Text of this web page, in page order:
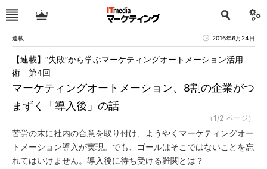
連載 2016年6月24日
マーケティングオートメーション、8割の企業がつ
まずく「導入後」の話
【連載】“失敗”から学ぶマーケティングオートメーション活用
術 第4回
（1/2 ページ）
苦労の末に社内の合意を取り付け、ようやくマーケティングオー
トメーション導入が実現。でも、ゴールはそこではないことを忘
れてはいけません。導入後に待ち受ける難関とは？